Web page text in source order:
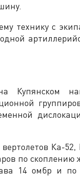
технику с
Ка-
по
14 омбр и по